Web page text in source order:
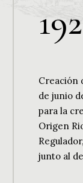
192
Creación
de junio
para la
Origen
junto al